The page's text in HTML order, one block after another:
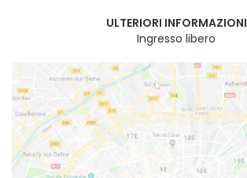
ULTERIORI INFORMAZIONI
Ingresso libero